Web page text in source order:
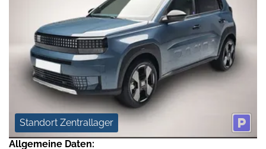
Standort Zentrallager
Allgemeine Daten: